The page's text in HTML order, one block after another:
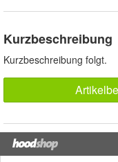
Kurzbeschreibung
Kurzbeschreibung folgt.